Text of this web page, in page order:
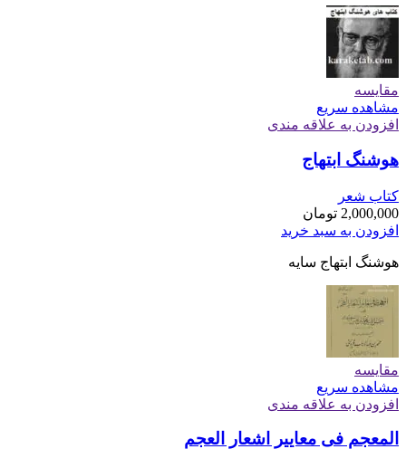
مقایسه
مشاهده سریع
افزودن به علاقه مندی
هوشنگ ابتهاج
کتاب شعر
2,000,000 تومان
افزودن به سبد خرید
هوشنگ ابتهاج سایه
مقایسه
مشاهده سریع
افزودن به علاقه مندی
المعجم فی معاییر اشعار العجم